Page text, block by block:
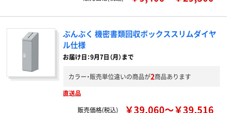
ぶんぶく 機密書類回収ボックススリムダイヤ
ル仕様
お届け日：9月7日（月）まで
カラー・販売単位違いの商品が2商品あります
直送品
販売価格(税込)
￥39,060～￥39,516